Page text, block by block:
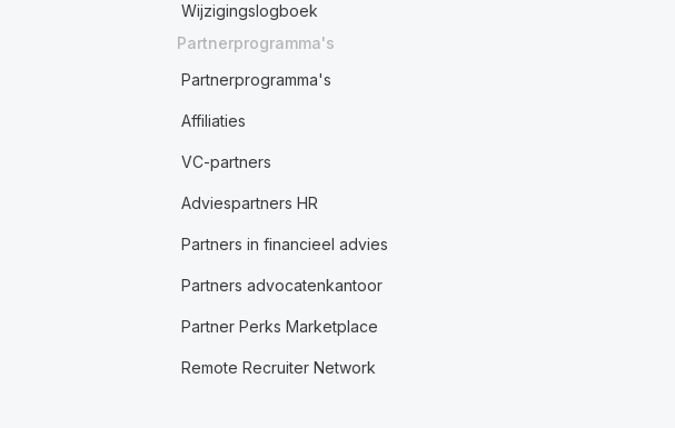
Wijzigingslogboek
Partnerprogramma's
Partnerprogramma's
Affiliaties
VC-partners
Adviespartners HR
Partners in financieel advies
Partners advocatenkantoor
Partner Perks Marketplace
Remote Recruiter Network